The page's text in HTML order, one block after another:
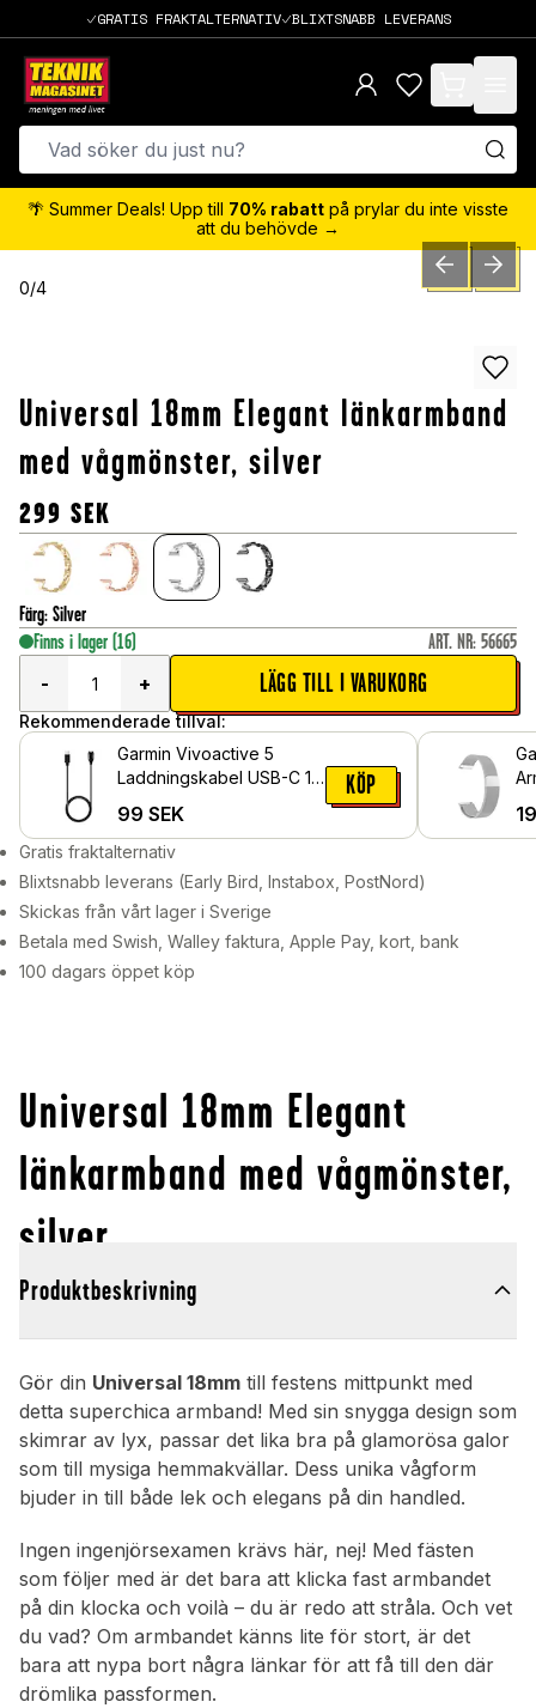
GRATIS FRAKTALTERNATIV BLIXTSNABB LEVERANS
items in cart,
🌴 Summer Deals! Upp till 70% rabatt på prylar du inte visste
att du behövde →
0/4 PREVIOUSNEXT
Universal 18mm Elegant länkarmband
med vågmönster, silver
299 SEK
Färg: Silver
Finns i lager (16) ART. NR: 56665
-
+ LÄGG TILL I VARUKORG
Rekommenderade tillval:
Garmin Vivoactive 5
Laddningskabel USB-C 1m
99 SEK
KÖP
Gratis fraktalternativ
Blixtsnabb leverans (Early Bird, Instabox, PostNord)
Skickas från vårt lager i Sverige
Betala med Swish, Walley faktura, Apple Pay, kort, bank
100 dagars öppet köp
Universal 18mm Elegant
länkarmband med vågmönster,
silver
Produktbeskrivning
Gör din Universal 18mm till festens mittpunkt med
detta superchica armband! Med sin snygga design som
skimrar av lyx, passar det lika bra på glamorösa galor
som till mysiga hemmakvällar. Dess unika vågform
bjuder in till både lek och elegans på din handled.
Ingen ingenjörsexamen krävs här, nej! Med fästen
som följer med är det bara att klicka fast armbandet
på din klocka och voilà – du är redo att stråla. Och vet
du vad? Om armbandet känns lite för stort, är det
bara att nypa bort några länkar för att få till den där
drömlika passformen.